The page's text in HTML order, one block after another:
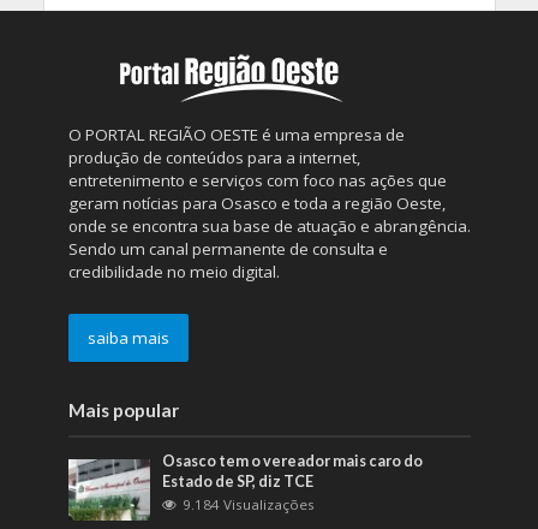
O PORTAL REGIÃO OESTE é uma empresa de
produção de conteúdos para a internet,
entretenimento e serviços com foco nas ações que
geram notícias para Osasco e toda a região Oeste,
onde se encontra sua base de atuação e abrangência.
Sendo um canal permanente de consulta e
credibilidade no meio digital.
saiba mais
Mais popular
Osasco tem o vereador mais caro do
Estado de SP, diz TCE
9.184 Visualizações